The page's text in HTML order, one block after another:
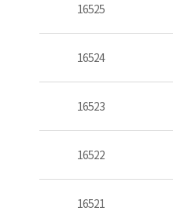
16525
16524
16523
16522
16521